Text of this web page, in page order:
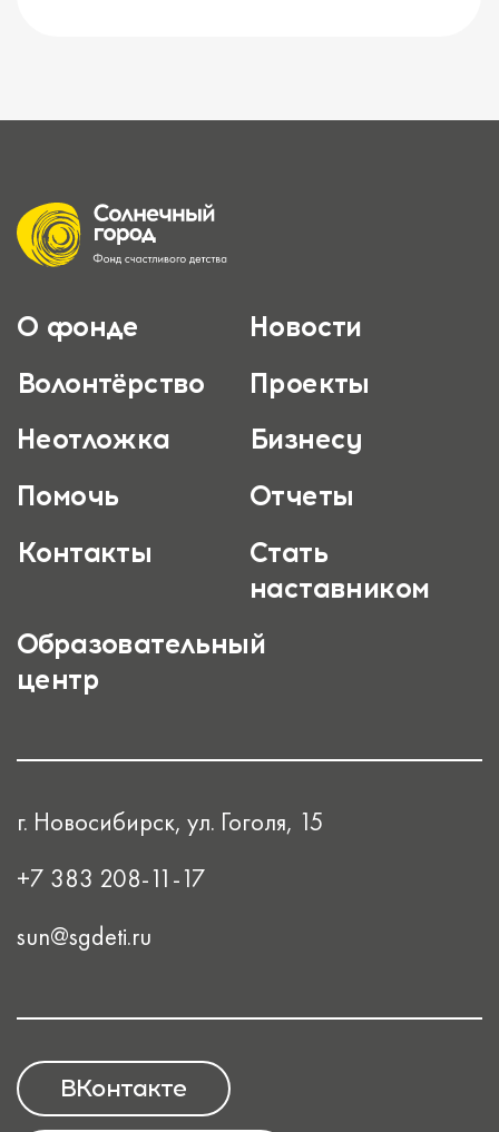
О фонде
Новости
Волонтёрство
Проекты
Неотложка
Бизнесу
Помочь
Отчеты
Контакты
Стать
наставником
Образовательный
центр
г. Новосибирск, ул. Гоголя, 15
+7 383 208-11-17
sun@sgdeti.ru
ВКонтакте